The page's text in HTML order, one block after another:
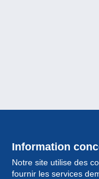
Information
Notre site utilise des
fournir les services